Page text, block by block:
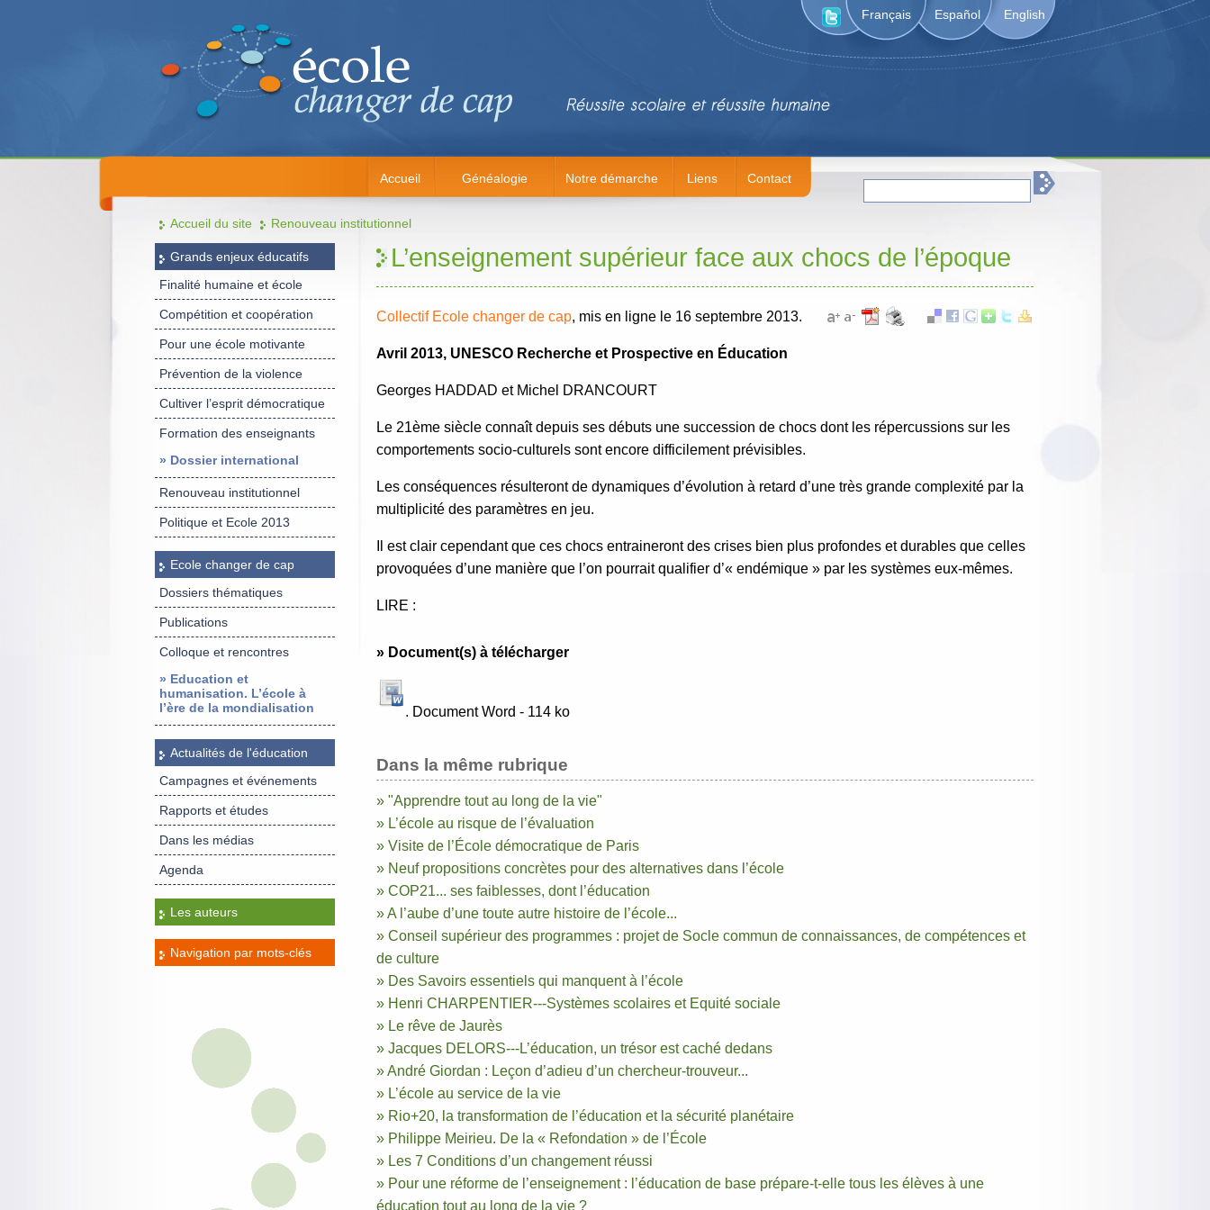
Français Español English
Accueil Généalogie Notre démarche Liens Contact
Accueil du site Renouveau institutionnel
Grands enjeux éducatifs
Finalité humaine et école
Compétition et coopération
Pour une école motivante
Prévention de la violence
Cultiver l’esprit démocratique
Formation des enseignants
» Dossier international
Renouveau institutionnel
Politique et Ecole 2013
Ecole changer de cap
Dossiers thématiques
Publications
Colloque et rencontres
» Education et
humanisation. L’école à
l’ère de la mondialisation
Actualités de l'éducation
Campagnes et événements
Rapports et études
Dans les médias
Agenda
Les auteurs
Navigation par mots-clés
L’enseignement supérieur face aux chocs de l’époque
Collectif Ecole changer de cap, mis en ligne le 16 septembre 2013.
Avril 2013, UNESCO Recherche et Prospective en Éducation
Georges HADDAD et Michel DRANCOURT
Le 21ème siècle connaît depuis ses débuts une succession de chocs dont les répercussions sur les
comportements socio-culturels sont encore difficilement prévisibles.
Les conséquences résulteront de dynamiques d’évolution à retard d’une très grande complexité par la
multiplicité des paramètres en jeu.
Il est clair cependant que ces chocs entraineront des crises bien plus profondes et durables que celles
provoquées d’une manière que l’on pourrait qualifier d’« endémique » par les systèmes eux-mêmes.
LIRE :
» Document(s) à télécharger
. Document Word - 114 ko
Dans la même rubrique
» "Apprendre tout au long de la vie"
» L’école au risque de l’évaluation
» Visite de l’École démocratique de Paris
» Neuf propositions concrètes pour des alternatives dans l’école
» COP21... ses faiblesses, dont l’éducation
» A l’aube d’une toute autre histoire de l’école...
» Conseil supérieur des programmes : projet de Socle commun de connaissances, de compétences et
de culture
» Des Savoirs essentiels qui manquent à l’école
» Henri CHARPENTIER---Systèmes scolaires et Equité sociale
» Le rêve de Jaurès
» Jacques DELORS---L’éducation, un trésor est caché dedans
» André Giordan : Leçon d’adieu d’un chercheur-trouveur...
» L’école au service de la vie
» Rio+20, la transformation de l’éducation et la sécurité planétaire
» Philippe Meirieu. De la « Refondation » de l’École
» Les 7 Conditions d’un changement réussi
» Pour une réforme de l’enseignement : l’éducation de base prépare-t-elle tous les élèves à une
éducation tout au long de la vie ?